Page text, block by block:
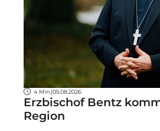
4 Min. |05.08.2026
Erzbischof Bentz
Region